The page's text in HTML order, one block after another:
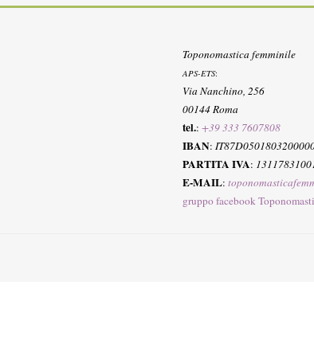
Toponomastica femminile
APS-ETS:
Via Nanchino, 256
00144 Roma
tel.: +39 333 7607808
IBAN:
PARTITA IVA:
E-MAIL:
gruppo facebook